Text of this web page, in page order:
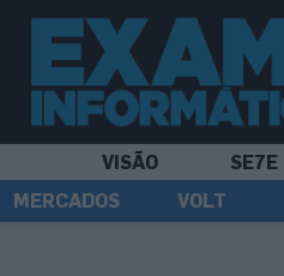
VISÃO
SE7E
MERCADOS VOLT